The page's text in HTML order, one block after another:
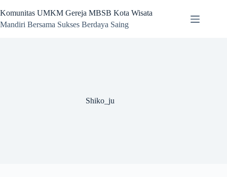
to
content
Komunitas UMKM Gereja MBSB Kota Wisata
Mandiri Bersama Sukses Berdaya Saing
Shiko_ju